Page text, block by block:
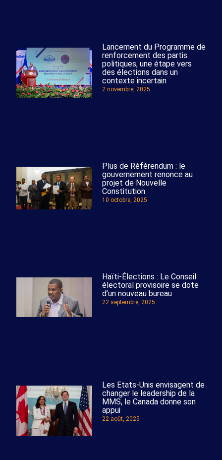
Lancement du Programme de
renforcement des partis
politiques, une étape vers
des élections dans un
contexte incertain
2 novembre, 2025
Plus de Référendum : le
gouvernement renonce au
projet de Nouvelle
Constitution
10 octobre, 2025
Haïti-Élections : Le Conseil
électoral provisoire se dote
d’un nouveau bureau
22 septembre, 2025
Les Etats-Unis envisagent de
changer le leadership de la
MMS, le Canada donne son
appui
22 août, 2025